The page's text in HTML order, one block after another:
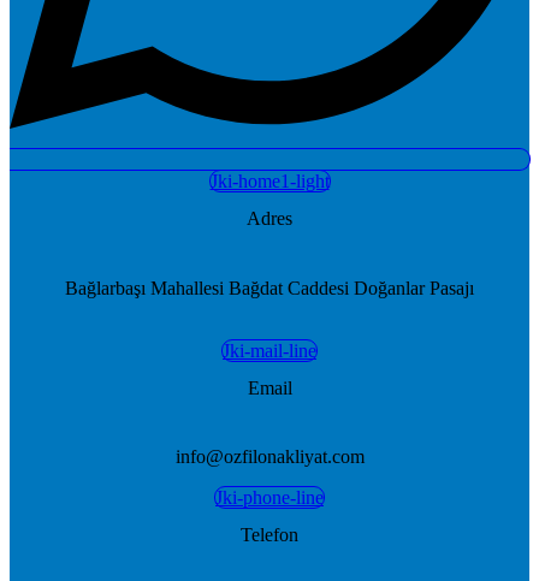
Jki-home1-light
Adres
Bağlarbaşı Mahallesi Bağdat Caddesi Doğanlar Pasajı
Jki-mail-line
Email
info@ozfilonakliyat.com
Jki-phone-line
Telefon